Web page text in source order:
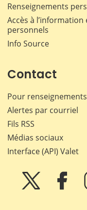
Renseignements
Accès à
personnels
Info Source
Contact
Pour renseignements
Alertes par courriel
Fils RSS
Médias sociaux
Interface (API) Valet